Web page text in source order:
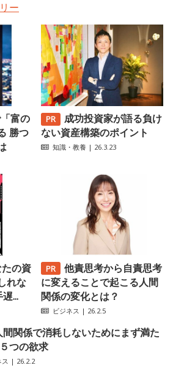
ー
富の
勝つ
成功投資家が語る負け
ない資産構築のポイント
知識・教養 | 26.3.23
たの資
れな
...
他責思考から自責思考
に変えることで起こる人間
関係の変化とは？
ビジネス | 26.2.5
間関係で消耗しないためにまず満た
つの欲求
| 26.2.2